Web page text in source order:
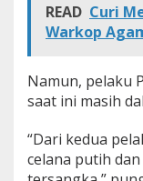
READ Curi
Warkop
Namun, pelaku
saat ini masih
“Dari kedua
celana putih